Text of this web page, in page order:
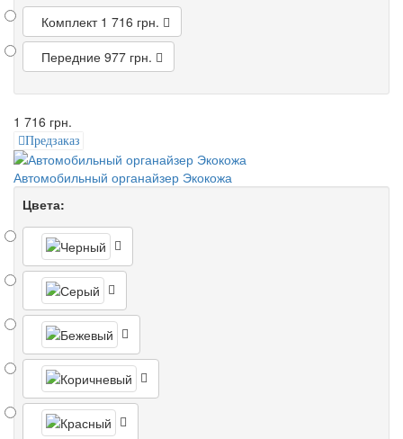
Комплект 1 716 грн.
Передние 977 грн.
1 716 грн.
Предзаказ
Автомобильный органайзер Экокожа
Цвета: